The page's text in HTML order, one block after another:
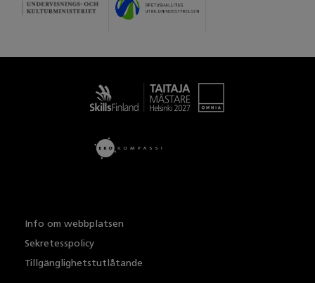
Info om webbplatsen
Sekretesspolicy
Tillgänglighetstutlåtande